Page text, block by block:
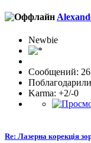
Newbie
Сообщений: 26
Karma: +2/-0
Re: Лазерна корекція